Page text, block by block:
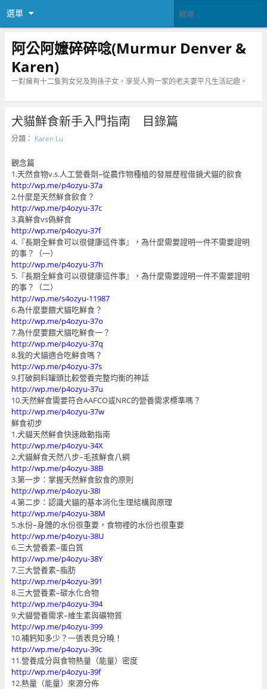
選單
阿公阿嬤碎碎唸(Murmur Denver &
Karen)
一對擁有十二隻狗女兒及狗孫子女，享受人狗一家的老夫妻平凡生活記趣。
犬貓鮮食新手入門指南 目錄篇
分類： Karen Lu
觀念篇
1.天然食物v.s.人工營養劑–從農作物種植的發展歷程借鏡犬貓的飲食
http://wp.me/p4ozyu-37a
2.什麼是天然鮮食飲食？
http://wp.me/p4ozyu-37c
3.真鮮食vs偽鮮食
http://wp.me/p4ozyu-37f
4.『長期全鮮食可以很健康這件事』，為什麼需要證明一件不需要證明
的事？（一）
http://wp.me/p4ozyu-37h
5.『長期全鮮食可以很健康這件事』，為什麼需要證明一件不需要證明
的事？（二）
http://wp.me/s4ozyu-11987
6.為什麼要餵犬貓吃鮮食？
http://wp.me/p4ozyu-37o
7.為什麼要餵犬貓吃鮮食一？
http://wp.me/p4ozyu-37q
8.我的犬貓適合吃鮮食嗎？
http://wp.me/p4ozyu-37s
9.打破飼料罐頭比較營養完整均衡的神話
http://wp.me/p4ozyu-37u
10.天然鮮食需要符合AAFCO或NRC的營養需求標準嗎？
http://wp.me/p4ozyu-37w
鮮食初步
1.犬貓天然鮮食快速啟動指南
http://wp.me/p4ozyu-34X
2.犬貓鮮食天然八步–毛孩鮮食八綱
http://wp.me/p4ozyu-38B
3.第一步：掌握天然鮮食飲食的原則
http://wp.me/p4ozyu-38I
4.第二步：認識犬貓的基本消化生理結構與原理
http://wp.me/p4ozyu-38M
5.水份–身體的水份很重要，食物裡的水份也很重要
http://wp.me/p4ozyu-38U
6.三大營養素–蛋白質
http://wp.me/p4ozyu-38Y
7.三大營養素–脂肪
http://wp.me/p4ozyu-391
8.三大營養素–碳水化合物
http://wp.me/p4ozyu-394
9.犬貓營養需求–維生素與礦物質
http://wp.me/p4ozyu-399
10.補鈣知多少？一張表見分曉！
http://wp.me/p4ozyu-39c
11.營養成分與食物熱量（能量）密度
http://wp.me/p4ozyu-39f
12.熱量（能量）來源分佈